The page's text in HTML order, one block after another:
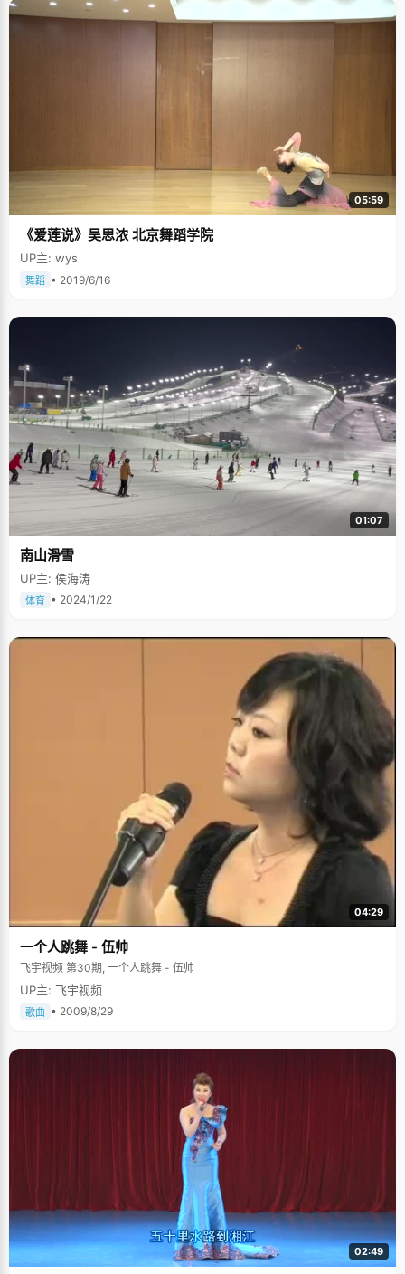
05:59
《爱莲说》吴思浓 北京舞蹈学院
UP主: wys
舞蹈 • 2019/6/16
01:07
南山滑雪
UP主: 侯海涛
体育 • 2024/1/22
04:29
一个人跳舞 - 伍帅
飞宇视频 第30期, 一个人跳舞 - 伍帅
UP主: 飞宇视频
歌曲 • 2009/8/29
02:49